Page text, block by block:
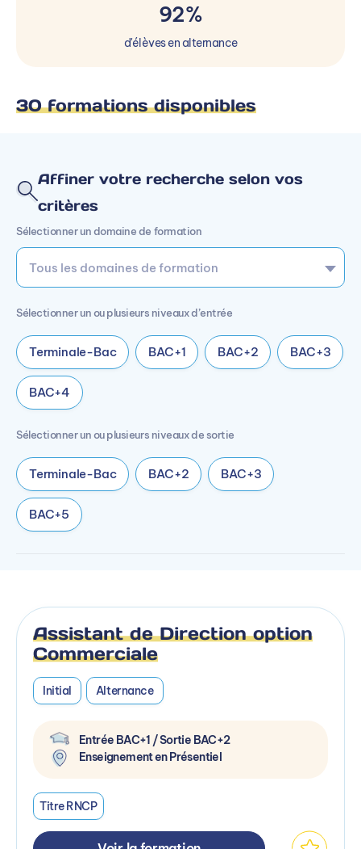
92%
d'élèves en alternance
30 formations disponibles
Affiner votre recherche selon vos
critères
Sélectionner un domaine de formation
Sélectionner un ou plusieurs niveaux d’entrée
Terminale-Bac BAC+1 BAC+2 BAC+3
BAC+4
Sélectionner un ou plusieurs niveaux de sortie
Terminale-Bac BAC+2 BAC+3
BAC+5
Assistant de Direction option
Commerciale
Initial Alternance
Entrée BAC+1 / Sortie BAC+2
Enseignement en Présentiel
Titre RNCP